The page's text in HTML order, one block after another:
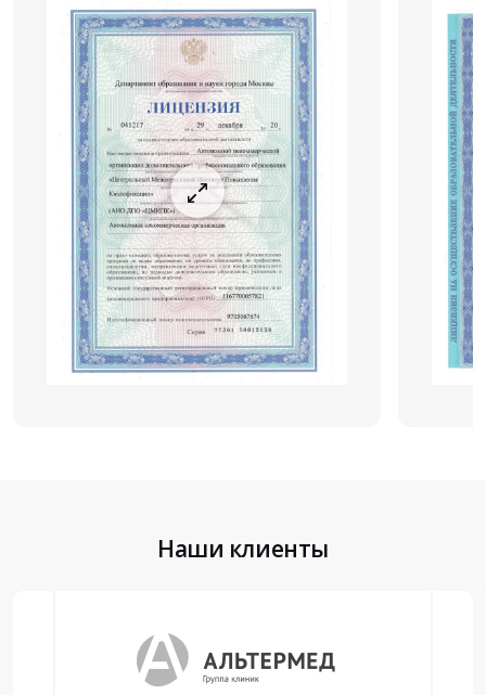
Наши клиенты